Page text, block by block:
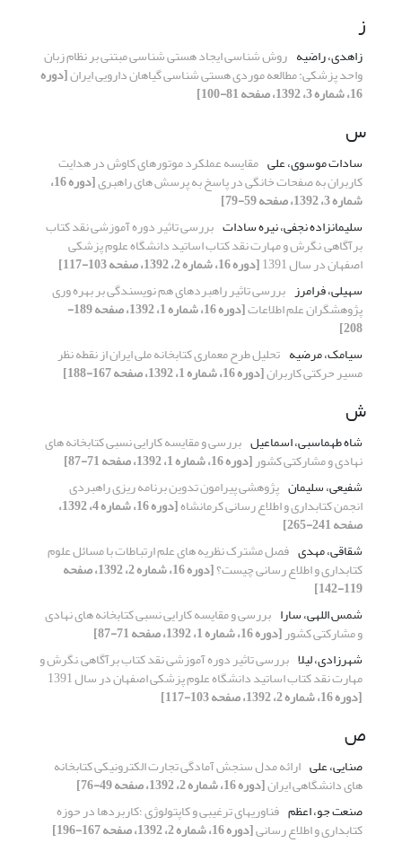
ز
زاهدی، راضیه روش شناسی ایجاد هستی شناسی مبتنی بر نظام زبان
واحد پزشکی: مطالعه موردی هستی شناسی گیاهان دارویی ایران[دوره
16، شماره 3، 1392، صفحه 81-100]
س
سادات موسوی، علی مقایسه عملکرد موتورهای کاوش در هدایت
کاربران به صفحات خانگی در پاسخ به پرسش های راهبری [دوره 16،
شماره 3، 1392، صفحه 59-79]
سلیمانزاده نجفی، نیره سادات بررسی تاثیر دوره آموزشی نقد کتاب
برآگاهی ,نگرش و مهارت نقد کتاب اساتید دانشگاه علوم پزشکی
اصفهان در سال 1391
[دوره 16، شماره 2، 1392، صفحه 103-117]
سهیلی، فرامرز بررسی تاثیر راهبردهای هم نویسندگی بر بهره وری
پژوهشگران علم اطلاعات [دوره 16، شماره 1، 1392، صفحه 189-
208]
سیامک، مرضیه تحلیل طرح معماری کتابخانه ملی ایران از نقطه نظر
مسیر حرکتی کاربران[دوره 16، شماره 1، 1392، صفحه 167-188]
ش
شاه طهماسبی، اسماعیل بررسی و مقایسه کارایی نسبی کتابخانه های
نهادی و مشارکتی کشور[دوره 16، شماره 1، 1392، صفحه 71-87]
شفیعی، سلیمان پژوهشی پیرامون تدوین برنامه ریزی راهبردی
انجمن کتابداری و اطلاع رسانی کرمانشاه [دوره 16، شماره 4، 1392،
صفحه 241-265]
شقاقی، مهدی فصل مشترک نظریه های علم ارتباطات با مسائل علوم
کتابداری و اطلاع رسانی چیست؟ [دوره 16، شماره 2، 1392، صفحه
119-142]
شمس اللهی، سارا بررسی و مقایسه کارایی نسبی کتابخانه های نهادی
و مشارکتی کشور[دوره 16، شماره 1، 1392، صفحه 71-87]
شهرزادی، لیلا بررسی تاثیر دوره آموزشی نقد کتاب برآگاهی ,نگرش و
مهارت نقد کتاب اساتید دانشگاه علوم پزشکی اصفهان در سال 1391
[دوره 16، شماره 2، 1392، صفحه 103-117]
ص
صنایی، علی ارائه مدل سنجش آمادگی تجارت الکترونیکی کتابخانه
های دانشگاهی ایران[دوره 16، شماره 2، 1392، صفحه 49-76]
صنعت جو، اعظم فناوریهای ترغیبی و کاپتولوژی ؛کاربردها در حوزه
کتابداری و اطلاع رسانی[دوره 16، شماره 2، 1392، صفحه 167-196]